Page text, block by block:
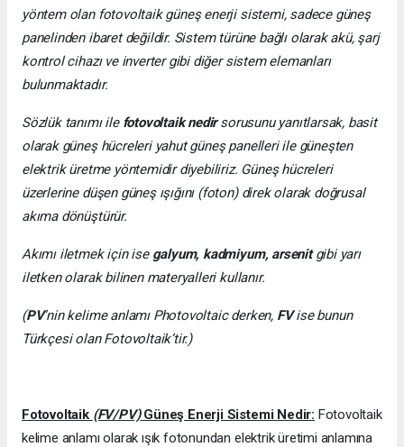
yöntem olan fotovoltaik güneş enerji sistemi, sadece güneş
panelinden ibaret değildir. Sistem türüne bağlı olarak akü, şarj
kontrol cihazı ve inverter gibi diğer sistem elemanları
bulunmaktadır.
Sözlük tanımı ile fotovoltaik nedirsorusunu yanıtlarsak, basit
olarak güneş hücreleri yahut güneş panelleri ile güneşten
elektrik üretme yöntemidir diyebiliriz. Güneş hücreleri
üzerlerine düşen güneş ışığını (foton) direk olarak doğrusal
akıma dönüştürür.
Akımı iletmek için ise galyum, kadmiyum, arsenitgibi yarı
iletken olarak bilinen materyalleri kullanır.
(PV’nin kelime anlamı Photovoltaic derken, FVise bunun
Türkçesi olan Fotovoltaik’tir.)
Fotovoltaik (FV/PV)Güneş Enerji Sistemi Nedir: Fotovoltaik
kelime anlamı olarak ışık fotonundan elektrik üretimi anlamına